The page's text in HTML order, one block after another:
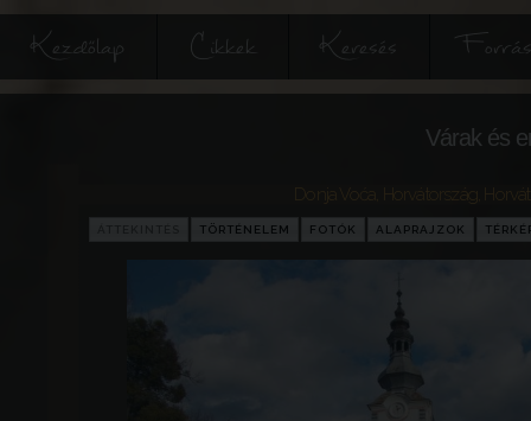
Kezdőlap Cikkek Keresés
Várak és
Horvátország
TÖRTÉNELEM FOTÓK ALAPRAJZOK